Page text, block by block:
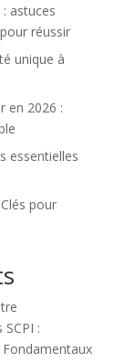
astuces
réussir
unique à
en 2026 :
essentielles
pour
: